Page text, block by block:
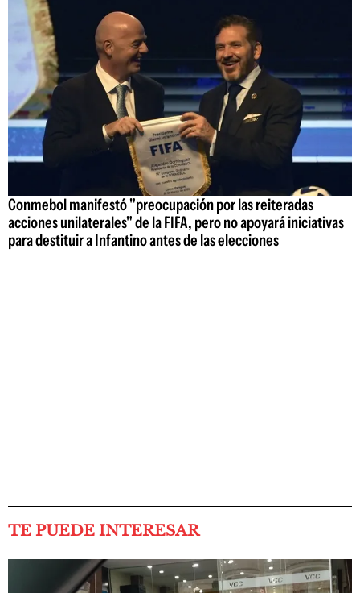
Conmebol manifestó "preocupación por las reiteradas
acciones unilaterales" de la FIFA, pero no apoyará iniciativas
para destituir a Infantino antes de las elecciones
TE PUEDE INTERESAR